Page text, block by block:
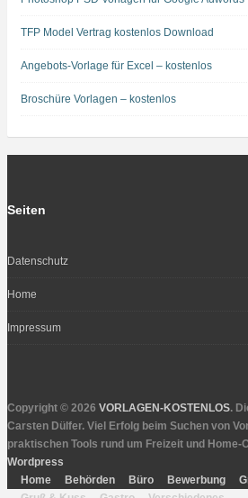
TFP Model Vertrag kostenlos Download
Angebots-Vorlage für Excel – kostenlos
Broschüre Vorlagen – kostenlos
Seiten
Datenschutz
Home
Impressum
Copyright © 2026 VORLAGEN-KOSTENLOS.
Carsten Dülfer. Viel Erfolg beim Suchen von
praktischen Tools rund um Freizeit und Home-
Wordpress
Home
Behörden Büro Bewerbung